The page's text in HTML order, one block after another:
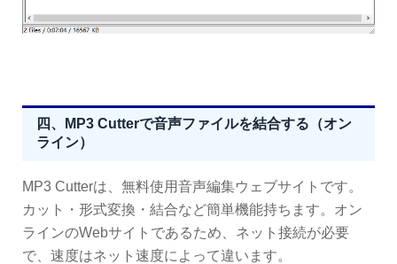
四、MP3 Cutterで音声ファイルを結合する（オン
ライン）
MP3 Cutterは、無料使用音声編集ウェブサイトです。
カット・形式変換・結合など簡単機能持ちます。オン
ラインのWebサイトであるため、ネット接続が必要
で、速度はネット速度によって違います。